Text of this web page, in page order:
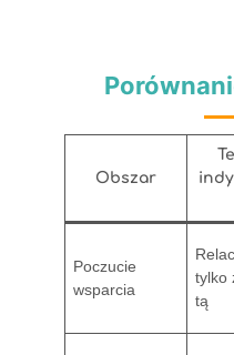
Obszar
Poczucie
wsparcia
tylko
tą